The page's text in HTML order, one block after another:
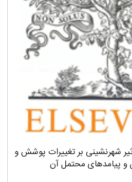
شهرنشینی بر تغییرات پوشش و
و پیامدهای محتمل آن